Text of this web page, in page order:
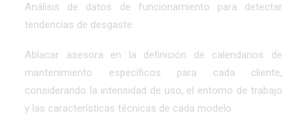
Análisis de datos de funcionamiento para detectar
tendencias de desgaste.
Ablacar asesora en la definición de calendarios de
mantenimiento específicos para cada cliente,
considerando la intensidad de uso, el entorno de trabajo
y las características técnicas de cada modelo.